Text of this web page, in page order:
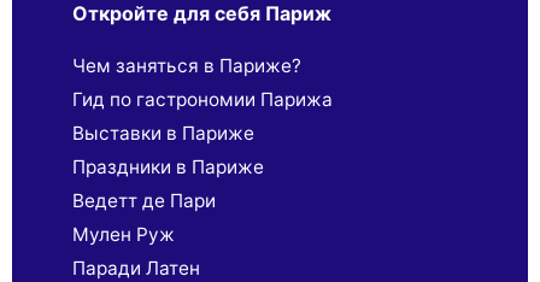
Откройте для себя Париж
Чем заняться в Париже?
Гид по гастрономии Парижа
Выставки в Париже
Праздники в Париже
Ведетт де Пари
Мулен Руж
Паради Латен